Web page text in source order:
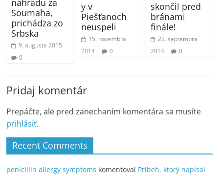
Soumaha,
prichádza zo
Srbska
9. augusta 2015
0
y v
Piešťanoch
neuspeli
15. novembra
2014
0
skončil pred
bránami
finále!
22. septembra
2014
0
Pridaj komentár
Prepáčte, ale pred zanechaním komentára sa musíte
prihlásiť.
Recent Comments
penicillin allergy symptoms komentoval Príbeh, ktorý napísal